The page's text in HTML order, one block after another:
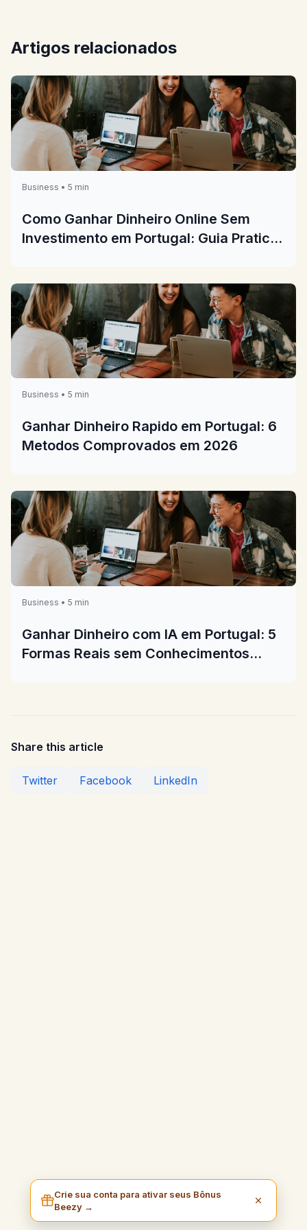
Artigos relacionados
Business • 5 min
Como Ganhar Dinheiro Online Sem
Investimento em Portugal: Guia Pratico
Business • 5 min
Ganhar Dinheiro Rapido em Portugal: 6
Metodos Comprovados em 2026
Business • 5 min
Ganhar Dinheiro com IA em Portugal: 5
Formas Reais sem Conhecimentos
Share this article
Twitter Facebook LinkedIn
Crie sua conta para ativar seus Bônus
Beezy →